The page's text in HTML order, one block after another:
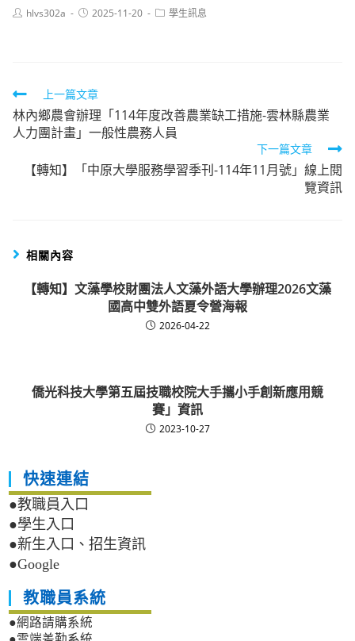
Posthlvs302a
Post2025-11-20
Post學生訊息
Read
more
articles
上一篇文章
林內鄉農會辦理「114年度改善農業缺工措施-雲林縣農業
人力團計畫」一般性農務人員
下一篇文章
【轉知】「中原大學服務學習季刊-114年11月號」線上閱
覽資訊
相關內容
【轉知】文藻學校財團法人文藻外語大學辦理2026文藻
國高中雙外語夏令營海報
2026-04-22
僑光科技大學第五屆技職校院大手攜小手創新應用競
賽」資訊
2023-10-27
快速連結
●教職員入口
●學生入口
●新生入口、招生資訊
●Google
教職員系統
●網路請購系統